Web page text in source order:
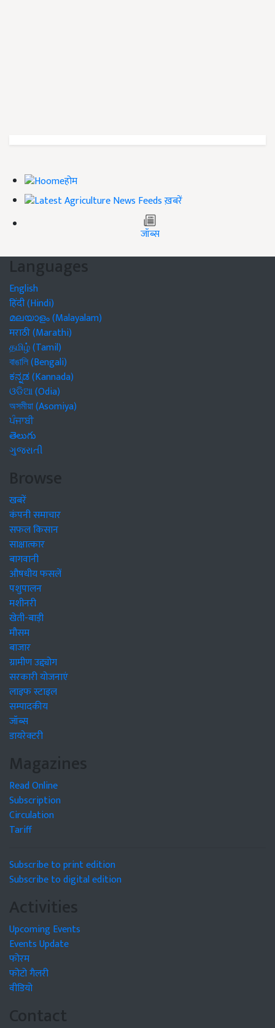
होम
ख़बरें
जॉब्स
Languages
English
हिंदी (Hindi)
മലയാളം (Malayalam)
मराठी (Marathi)
தமிழ் (Tamil)
বাঙালি (Bengali)
ಕನ್ನಡ (Kannada)
ଓଡିଆ (Odia)
অসমীয়া (Asomiya)
ਪੰਜਾਬੀ
తెలుగు
ગુજરાતી
Browse
खबरें
कंपनी समाचार
सफल किसान
साक्षात्कार
बागवानी
औषधीय फसलें
पशुपालन
मशीनरी
खेती-बाड़ी
मौसम
बाजार
ग्रामीण उद्द्योग
सरकारी योजनाएं
लाइफ स्टाइल
सम्पादकीय
जॉब्स
डायरेक्टरी
Magazines
Read Online
Subscription
Circulation
Tariff
Subscribe to print edition
Subscribe to digital edition
Activities
Upcoming Events
Events Update
फोरम
फोटो गैलरी
वीडियो
Contact